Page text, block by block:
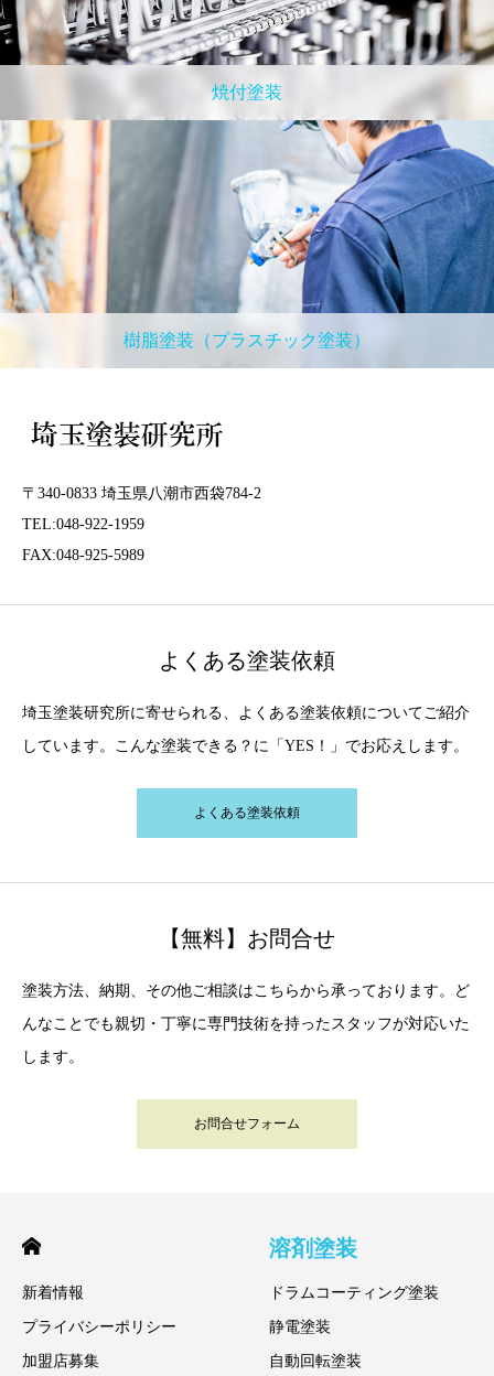
焼付塗装
樹脂塗装（プラスチック塗装）
〒340-0833 埼玉県八潮市西袋784-2
TEL:048-922-1959
FAX:048-925-5989
よくある塗装依頼
埼玉塗装研究所に寄せられる、よくある塗装依頼についてご紹介
しています。こんな塗装できる？に「YES！」でお応えします。
よくある塗装依頼
【無料】お問合せ
塗装方法、納期、その他ご相談はこちらから承っております。ど
んなことでも親切・丁寧に専門技術を持ったスタッフが対応いた
します。
お問合せフォーム
新着情報
プライバシーポリシー
加盟店募集
溶剤塗装
ドラムコーティング塗装
静電塗装
自動回転塗装